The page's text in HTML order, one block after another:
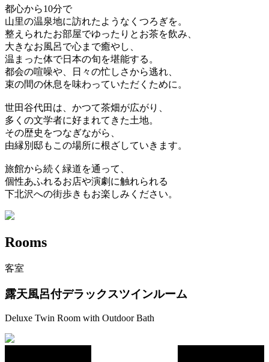
都心から10分で
山里の温泉地に訪れたようなくつろぎを。
整えられたお部屋でゆったりとお茶を飲み、
大きなお風呂で心まで癒やし、
温まった体で日本の旬を堪能する。
都会の喧噪や、日々の忙しさから逃れ、
束の間の休息を味わっていただくために。
世田谷代田は、かつて茶畑が広がり、
多くの文学者に好まれてきた土地。
その歴史をつなぎながら、
由縁別邸もこの場所に根ざしていきます。
旅館から続く緑道を通って、
個性あふれるお店や演劇に触れられる
下北沢への街歩きもお楽しみください。
Rooms
客室
露天風呂付デラックスツインルーム
Deluxe Twin Room with Outdoor Bath